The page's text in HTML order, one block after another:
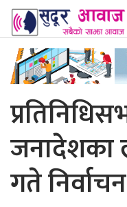
जनादेशका
गते निर्वाचन